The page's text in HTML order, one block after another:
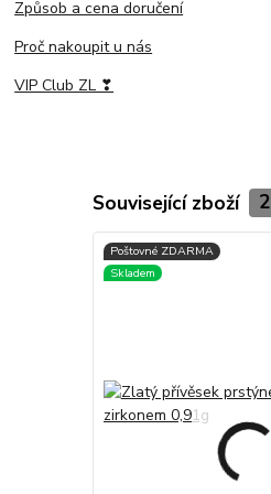
Způsob a cena doručení
Proč nakoupit u nás
VIP Club ZL ❣
Související zboží 2